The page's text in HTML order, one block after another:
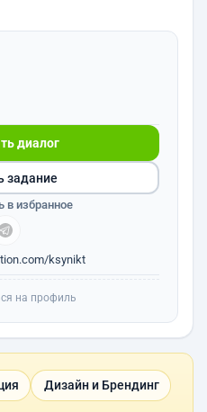
диалог
ksynikt
задание
в избранное
на профиль
Дизайн и Брендинг